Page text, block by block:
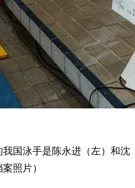
国泳手是陈永进（左）和沈
照片）